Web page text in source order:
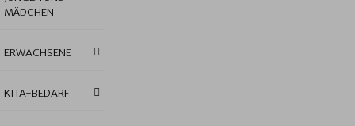
MÄDCHEN
ERWACHSENE
KITA-BEDARF